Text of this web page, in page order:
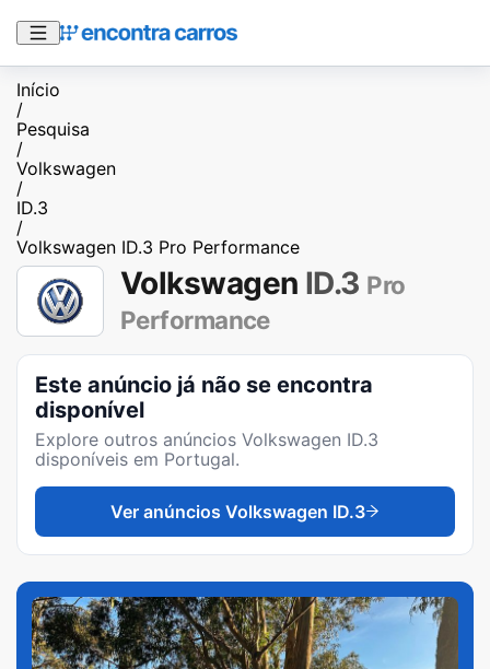
Início
/
Pesquisa
/
Volkswagen
/
ID.3
/
Volkswagen ID.3 Pro Performance
Volkswagen ID.3 Pro
Performance
Este anúncio já não se encontra
disponível
Explore outros anúncios Volkswagen ID.3
disponíveis em Portugal.
Ver anúncios Volkswagen ID.3